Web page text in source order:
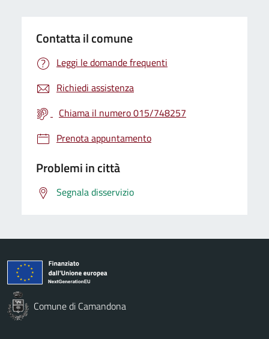
Contatta il comune
Leggi le domande frequenti
Richiedi assistenza
Chiama il numero 015/748257
Prenota appuntamento
Problemi in città
Segnala disservizio
Comune di Camandona